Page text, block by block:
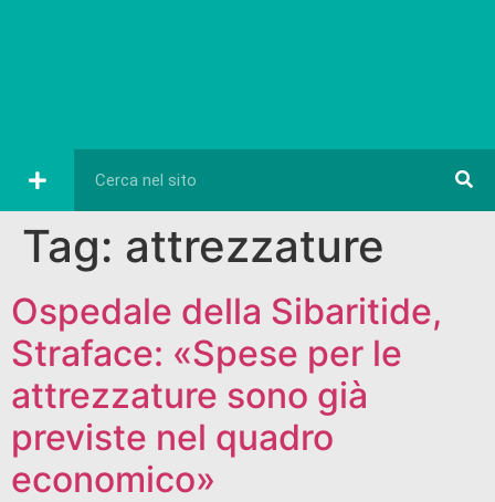
Tag: attrezzature
Ospedale della Sibaritide,
Straface: «Spese per le
attrezzature sono già
previste nel quadro
economico»